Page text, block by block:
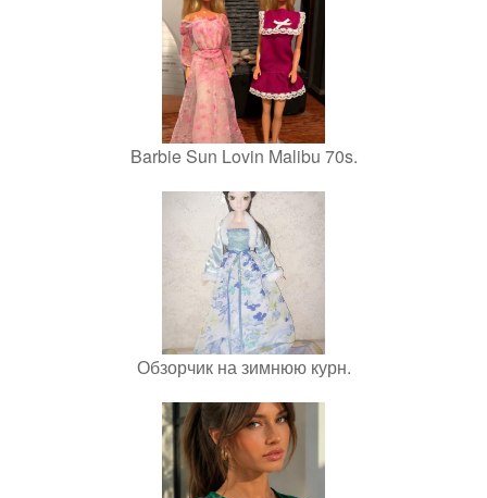
Barbie Sun Lovin Malibu 70s.
Обзорчик на зимнюю курн.